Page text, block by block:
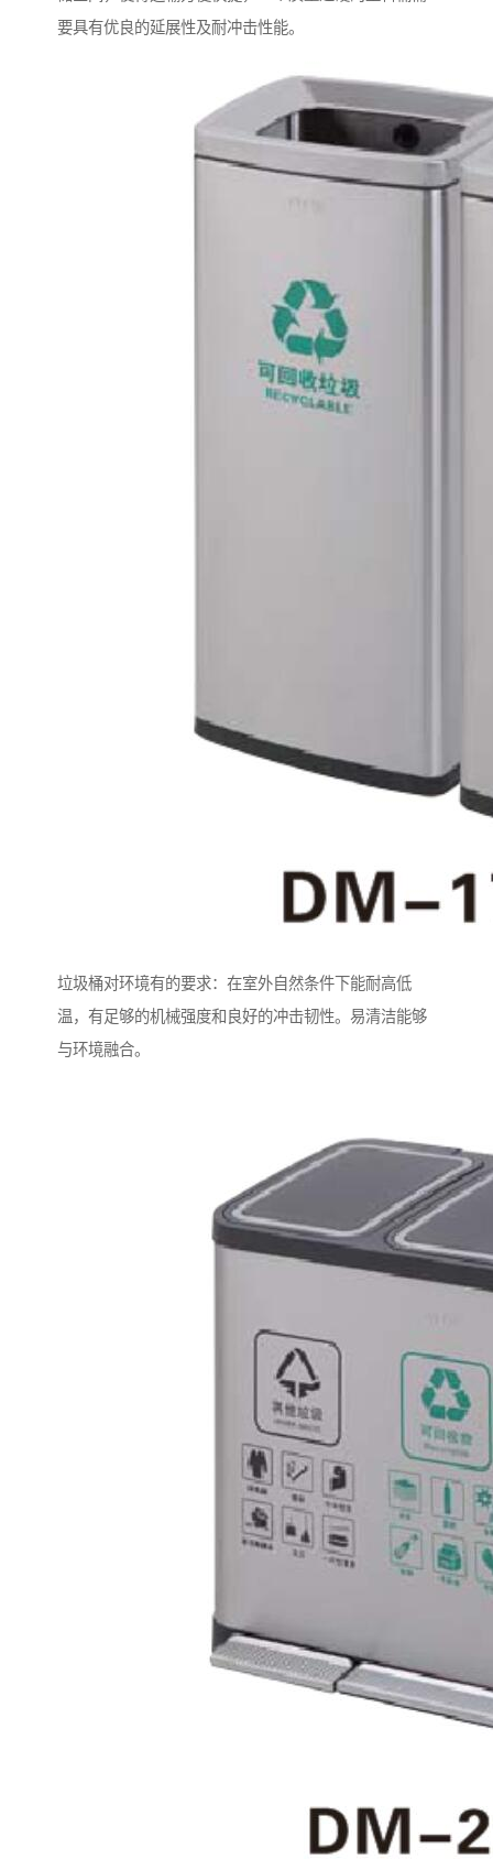
要具有优良的延展性及耐冲击性能。
垃圾桶对环境有的要求：在室外自然条件下能耐高低
温，有足够的机械强度和良好的冲击韧性。易清洁能够
与环境融合。